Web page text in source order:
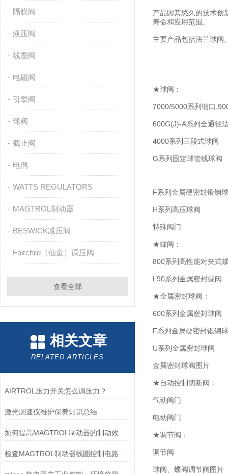
隔膜阀
液压阀
线圈阀
电磁阀
引擎阀
球阀
截止阀
电偶
WATTS REGULATORS
MAGTROL制动器
BESWICK减压阀
Fairchild（仙童）调压阀
查看全部
相关文章
RELATED ARTICLES
AIRTROL压力开关怎么调压力？
激光测速仪维护保养知识总结
产品因其悠久的技术创
寿命和应用范围。
主要产品包括法兰球阀
★球阀：
7000/5000系列缩口
600G(J)-A系列全通径
4000系列三段式球阀
G系列固定球管线球阀
F系列金属硬密封锻钢
H系列高压球阀
特殊阀门
★蝶阀：
800系列高性能对夹式
L90系列金属密封蝶阀
★金属密封球阀：
600系列金属密封球阀
F系列金属硬密封锻钢
U系列金属密封球阀
金属密封球阀图片
★自动控制切断阀：
气动阀门
电动阀门
★调节阀：
调节阀
球阀、蝶阀调节阀图片